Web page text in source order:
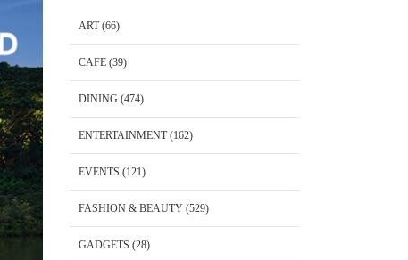
ART(66)
CAFE(39)
DINING (474)
ENTERTAINMENT(162)
EVENTS (121)
FASHION & BEAUTY(529)
GADGETS (28)